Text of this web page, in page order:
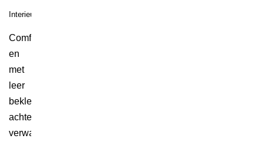
Interieur
Comfortabele
en
met
leer
beklede
achterstoelen,
verwarmde